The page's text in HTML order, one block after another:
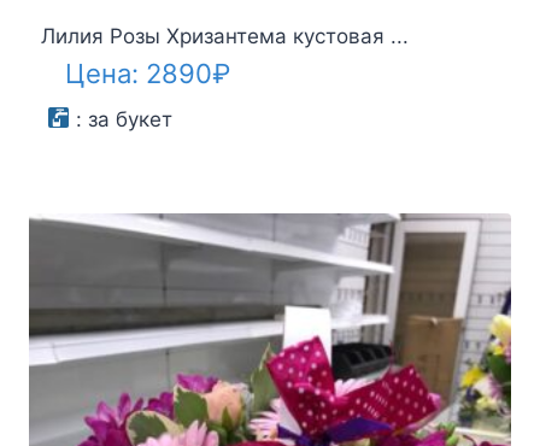
Лилия Розы Хризантема кустовая ...
Цена: 2890₽
: за букет